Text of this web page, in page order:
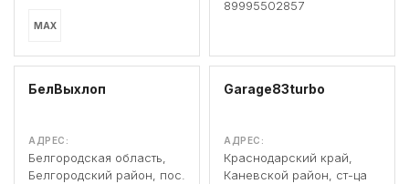
MAX
89995502857
БелВыхлоп
АДРЕС:
Белгородская область,
Белгородский район, пос.
Garage83turbo
АДРЕС:
Краснодарский край,
Каневской район, ст-ца